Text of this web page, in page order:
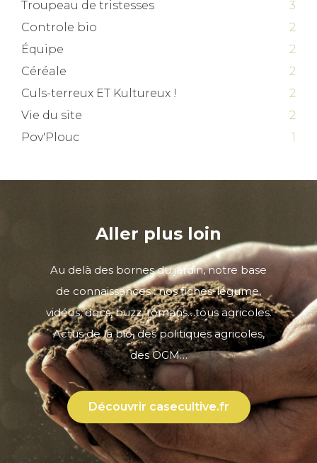
Troupeau de tristesses
3
Controle bio
2
Équipe
2
Céréale
2
Culs-terreux ET Kultureux !
2
Vie du site
2
Pov'Plouc
1
Aller plus loin
Au delà des bornes du jardin, notre base
de connaissances : nos fiches-légume,
vidéos, docs, buzz, romans…tous agricoles.
Actus de la bio, des politiques agricoles,
des OGM…
Découvrir casecultive.fr